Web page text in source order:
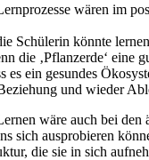
wären im
Schülerin könnte
die ‚Pflanzerde‘ eine
es ein gesundes
und wieder
wäre auch bei
sich ausprobieren
die sie in sich